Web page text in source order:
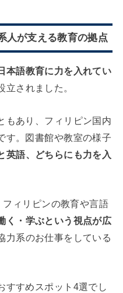
人が支える教育の拠点
本語教育に力を入れてい
立されました。
もあり、フィリピン国内
す。図書館や教室の様子
英語、どちらにも力を入
フィリピンの教育や言語
く・学ぶという視点が広
力系のお仕事をしている
すすめスポット4選でし